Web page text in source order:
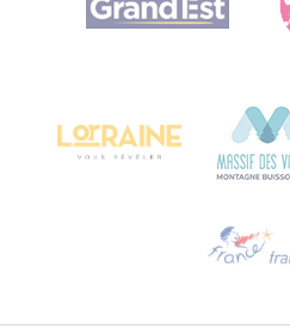
Bureau de Colmar
Stuur ons